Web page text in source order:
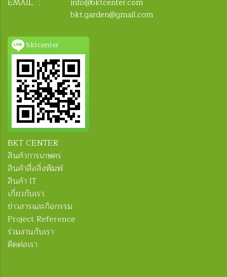
EMAIL :
info@bktcenter.com
bkt.garden@gmail.com
bktcenter
BKT CENTER
สินค้าการเกษตร
สินค้าสื่อสิ่งพิมพ์
สินค้า IT
เกี่ยวกับเรา
ข่าวสารและกิจกรรม
Project Reference
ร่วมงานกับเรา
ติดต่อเรา